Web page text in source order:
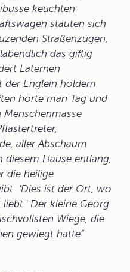
keuchten
stauten sich
Straßenzügen,
das giftig
Laternen
der Englein holdem
hörte man Tag und
aller Abschaum
Hause entlang,
die heilige
'Dies ist der Ort, wo
Der kleine Georg
Wiege, die
gewiegt hatte“